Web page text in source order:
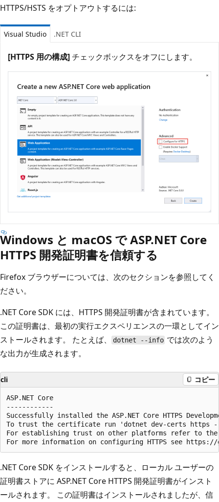
HTTPS/HSTS をオプトアウトするには:
Visual Studio .NET CLI
[HTTPS 用の構成]チェックボックスをオフにします。
Windows と macOS で ASP.NET Core
HTTPS 開発証明書を信頼する
Firefox ブラウザーについては、次のセクションを参照してく
ださい。
.NET Core SDK には、HTTPS 開発証明書が含まれています。
この証明書は、最初の実行エクスペリエンスの一環としてイン
ストールされます。 たとえば、
dotnet --info では次のよう
な出力が生成されます。
cli コピー
ASP.NET Core
------------
Successfully installed the ASP.NET Core HTTPS
To trust the certificate run 'dotnet dev-certs https --
For establishing trust on other platforms refer to the
.NET Core SDK をインストールすると、ローカル ユーザーの
証明書ストアに ASP.NET Core HTTPS 開発証明書がインスト
ールされます。 この証明書はインストールされましたが、信